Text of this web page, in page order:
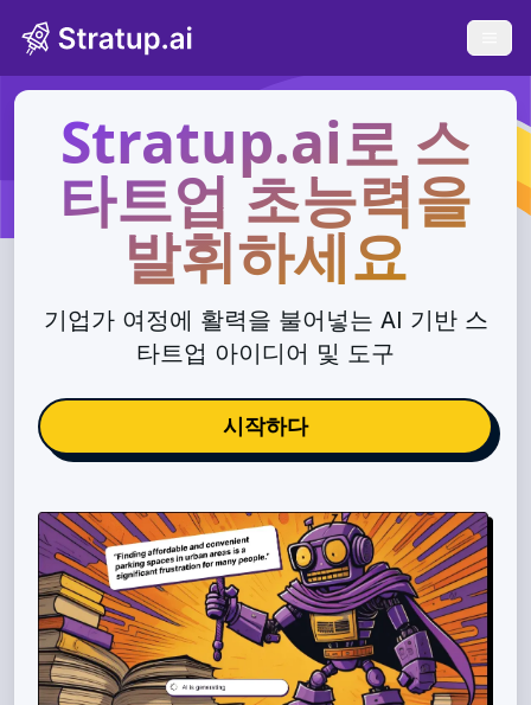
Stratup.ai로 스
타트업 초능력을
발휘하세요
기업가 여정에 활력을 불어넣는 AI 기반 스
타트업 아이디어 및 도구
시작하다